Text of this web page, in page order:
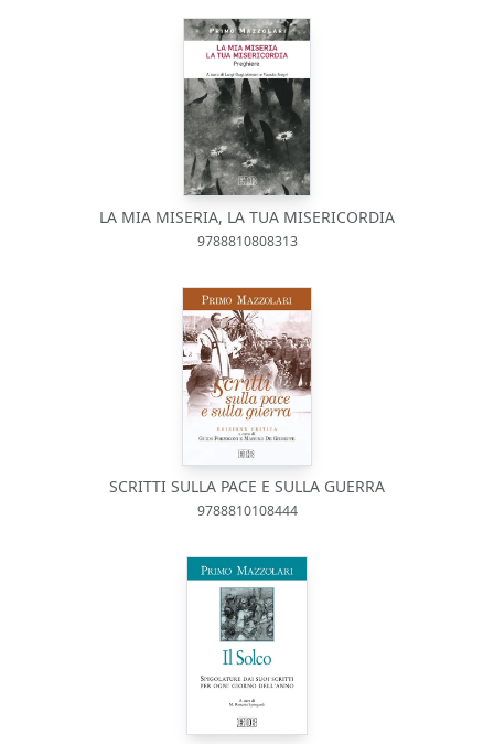
LA MIA MISERIA, LA TUA MISERICORDIA
9788810808313
SCRITTI SULLA PACE E SULLA GUERRA
9788810108444